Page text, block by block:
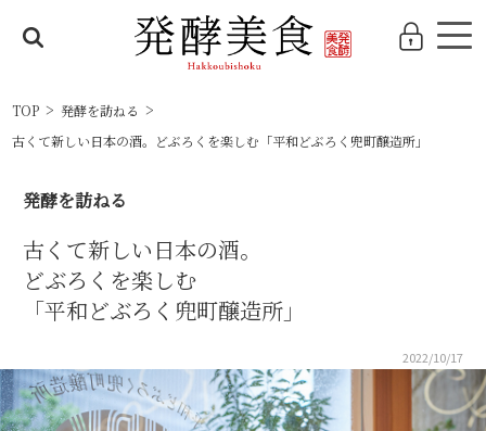
TOP
発酵を訪ねる
古くて新しい日本の酒。どぶろくを楽しむ 「平和どぶろく兜町醸造所」
発酵を訪ねる
古くて新しい日本の酒。
どぶろくを楽しむ
「平和どぶろく兜町醸造所」
2022/10/17